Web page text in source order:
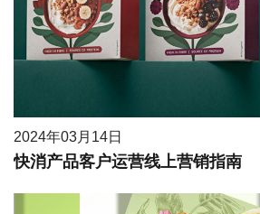
2024年03月14日
快消产品客户运营线上营销指南